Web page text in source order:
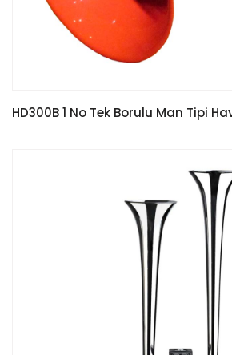
HD300B 1 No Tek Borulu Man Tipi